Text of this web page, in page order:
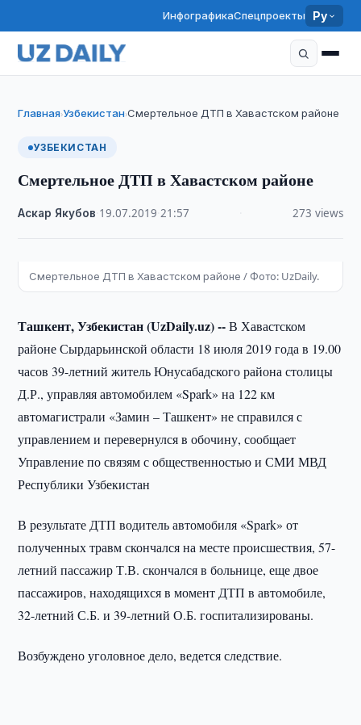
ИнфографикаСпецпроекты Ру
Главная›Узбекистан›Смертельное ДТП в Хавастском районе
УЗБЕКИСТАН
Смертельное ДТП в Хавастском районе
Аскар Якубов 19.07.2019 ·21:57 273 views
Смертельное ДТП в Хавастском районе / Фото: UzDaily.
Ташкент, Узбекистан (UzDaily.uz) --В Хавастском
районе Сырдарьинской области 18 июля 2019 года в 19.00
часов 39-летний житель Юнусабадского района столицы
Д.Р., управляя автомобилем «Spark» на 122 км
автомагистрали «Замин – Ташкент» не справился с
управлением и перевернулся в обочину, сообщает
Управление по связям с общественностью и СМИ МВД
Республики Узбекистан
В результате ДТП водитель автомобиля «Spark» от
полученных травм скончался на месте происшествия, 57-
летний пассажир Т.В. скончался в больнице, еще двое
пассажиров, находящихся в момент ДТП в автомобиле,
32-летний С.Б. и 39-летний О.Б. госпитализированы.
Возбуждено уголовное дело, ведется следствие.